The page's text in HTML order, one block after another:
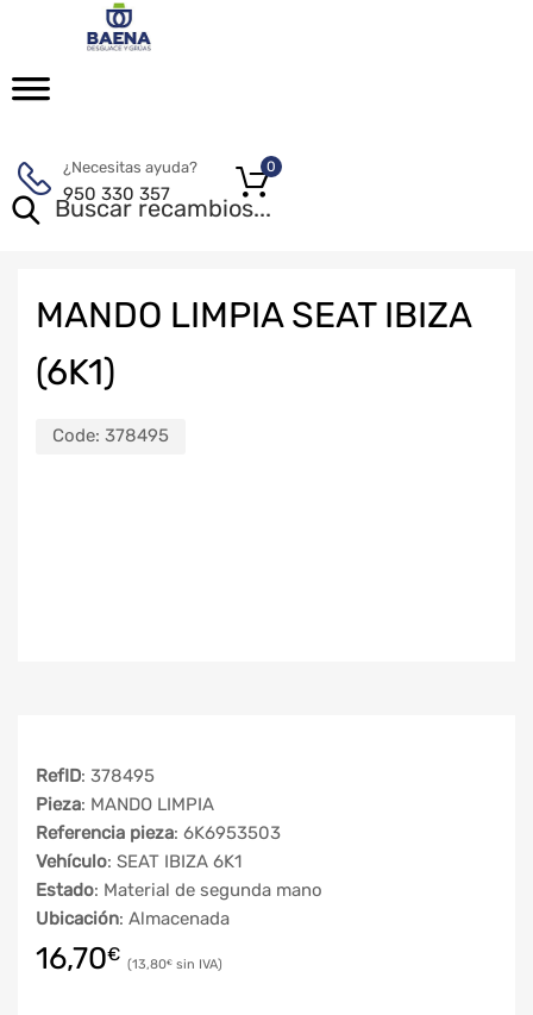
¿Necesitas ayuda?
950 330 357
0
MANDO LIMPIA SEAT IBIZA
(6K1)
Code: 378495
RefID: 378495
Pieza: MANDO LIMPIA
Referencia pieza: 6K6953503
Vehículo: SEAT IBIZA 6K1
Estado: Material de segunda mano
Ubicación: Almacenada
16,70€ 13,80€